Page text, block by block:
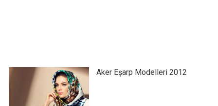
Aker Eşarp Modelleri 2012